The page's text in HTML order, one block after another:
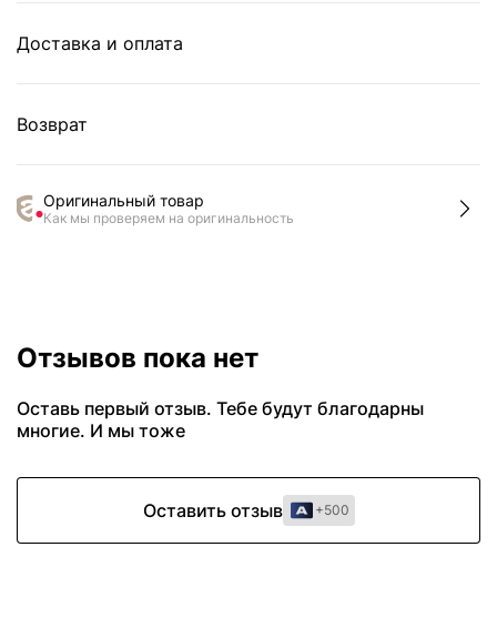
Доставка и оплата
Возврат
Оригинальный товар
Как мы проверяем на оригинальность
Отзывов пока нет
Оставь первый отзыв. Тебе будут благодарны
многие. И мы тоже
Оставить отзыв +500